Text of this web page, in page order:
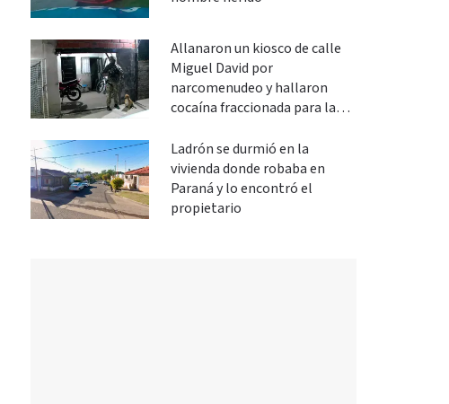
Allanaron un kiosco de calle
Miguel David por
narcomenudeo y hallaron
cocaína fraccionada para la
Ladrón se durmió en la
vivienda donde robaba en
Paraná y lo encontró el
propietario